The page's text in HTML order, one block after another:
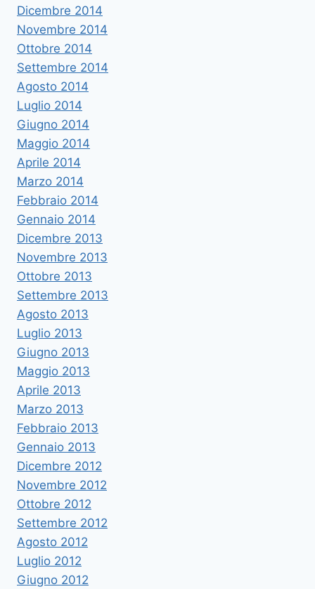
Dicembre 2014
Novembre 2014
Ottobre 2014
Settembre 2014
Agosto 2014
Luglio 2014
Giugno 2014
Maggio 2014
Aprile 2014
Marzo 2014
Febbraio 2014
Gennaio 2014
Dicembre 2013
Novembre 2013
Ottobre 2013
Settembre 2013
Agosto 2013
Luglio 2013
Giugno 2013
Maggio 2013
Aprile 2013
Marzo 2013
Febbraio 2013
Gennaio 2013
Dicembre 2012
Novembre 2012
Ottobre 2012
Settembre 2012
Agosto 2012
Luglio 2012
Giugno 2012